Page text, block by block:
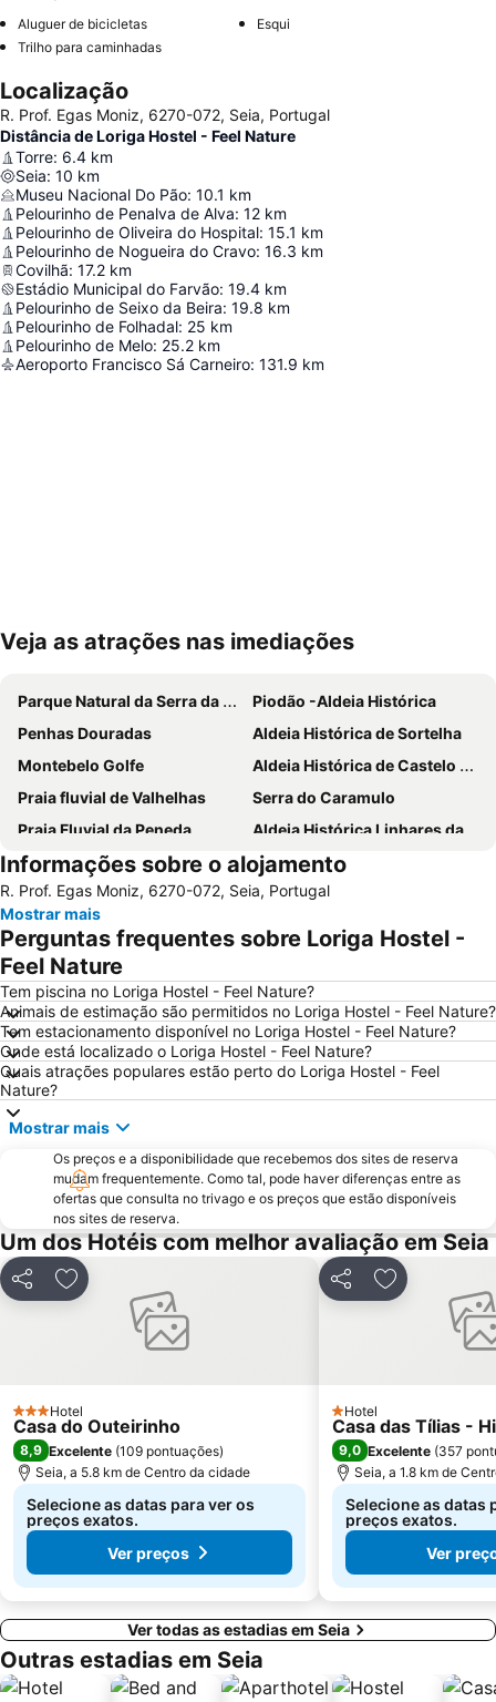
Aluguer de bicicletas
Esqui
Trilho para caminhadas
Localização
R. Prof. Egas Moniz, 6270-072, Seia, Portugal
Distância de Loriga Hostel - Feel Nature
Torre: 6.4 km
Seia: 10 km
Museu Nacional Do Pão: 10.1 km
Pelourinho de Penalva de Alva: 12 km
Pelourinho de Oliveira do Hospital: 15.1 km
Pelourinho de Nogueira do Cravo: 16.3 km
Covilhã: 17.2 km
Estádio Municipal do Farvão: 19.4 km
Pelourinho de Seixo da Beira: 19.8 km
Pelourinho de Folhadal: 25 km
Pelourinho de Melo: 25.2 km
Aeroporto Francisco Sá Carneiro: 131.9 km
Ampliar mapa
Veja as atrações nas imediações
Parque Natural da Serra da Estrela
Piodão -Aldeia Histórica
Penhas Douradas
Aldeia Histórica de Sortelha
Montebelo Golfe
Aldeia Histórica de Castelo Novo
Praia fluvial de Valhelhas
Serra do Caramulo
Praia Fluvial da Peneda
Aldeia Histórica Linhares da Beira
Fluvial de Avô
Parque de Campismo Curral do Negro Gouveia
Praia Fluvial da Meimoa
Praia Fluvial das Canaveias
Praça do Rossio
Vila de Avô
Arco romano da Bobadela
Pavilhão Gimnodesportivo de Serpins
Museu do Pão
Piscina Municipal da Covilhã
Serra da Atalhada
Funicular de Santo André
Sé Catedral da Guarda
Aeródromo de Viseu
Praia Artificial
Aristides de Sousa Mendes Foundation
Antiga Judiaria da Guarda
Quinta dos Compadres
Museu Grão Vasco
Igreja da Misericordia
Informações sobre o alojamento
R. Prof. Egas Moniz, 6270-072, Seia, Portugal
Mostrar mais
Perguntas frequentes sobre Loriga Hostel -
Feel Nature
Tem piscina no Loriga Hostel - Feel Nature?
Animais de estimação são permitidos no Loriga Hostel - Feel Nature?
Tem estacionamento disponível no Loriga Hostel - Feel Nature?
Onde está localizado o Loriga Hostel - Feel Nature?
Quais atrações populares estão perto do Loriga Hostel - Feel
Nature?
Mostrar mais
Os preços e a disponibilidade que recebemos dos sites de reserva
mudam frequentemente. Como tal, pode haver diferenças entre as
ofertas que consulta no trivago e os preços que estão disponíveis
nos sites de reserva.
Um dos Hotéis com melhor avaliação em Seia
PartilharAdicionar aos favoritos
3 Estrelas
Hotel
Casa do Outeirinho
8,9 Excelente (109 pontuações)
Seia, a 5.8 km de Centro da cidade
Selecione as datas para ver os
preços exatos.
Ver preços
PartilharAdicionar
1 Estrelas
Hotel
Casa das Tílias -
9,0 Excelente (357
Seia, a 1.8 km de
Selecione as datas
preços exatos.
Ver
Ver todas as estadias em Seia
Outras estadias em Seia